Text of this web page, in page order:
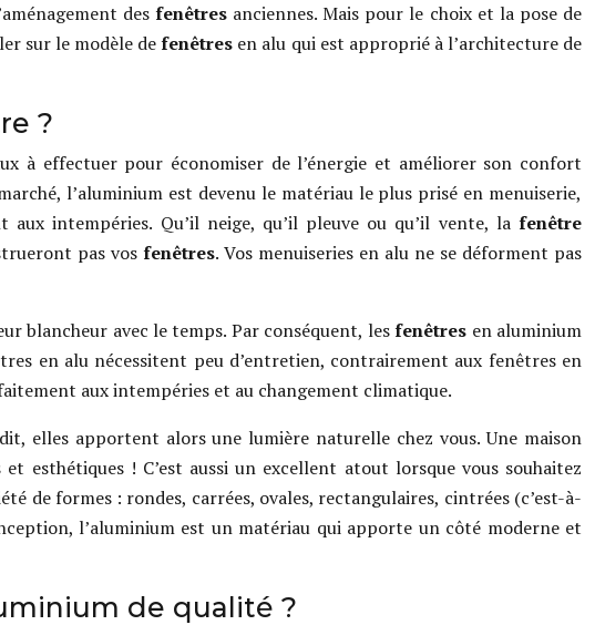
des fenêtres anciennes. Mais pour le choix et la pose de
sur le modèle defenêtres en alu qui est approprié à l’architecture de
?
effectuer pour économiser de l’énergie et améliorer son confort
l’aluminium est devenu le matériau le plus prisé en menuiserie,
intempéries. Qu’il neige, qu’il pleuve ou qu’il vente, la fenêtre
pas vos fenêtres. Vos menuiseries en alu ne se déforment pas
blancheur avec le temps. Par conséquent, lesfenêtres en aluminium
en alu nécessitent peu d’entretien, contrairement aux fenêtres en
aux intempéries et au changement climatique.
elles apportent alors une lumière naturelle chez vous. Une maison
esthétiques ! C’est aussi un excellent atout lorsque vous souhaitez
de formes : rondes, carrées, ovales, rectangulaires, cintrées (c’est-à-
l’aluminium est un matériau qui apporte un côté moderne et
de qualité ?